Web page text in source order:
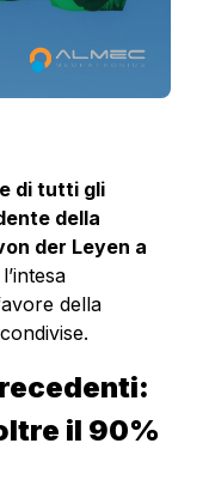
di tutti gli
della
der Leyen a
della
il 90%